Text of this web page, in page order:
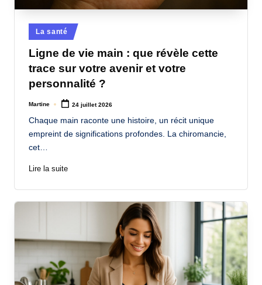
Posted
in
La santé
Ligne de vie main : que révèle cette
trace sur votre avenir et votre
personnalité ?
Posted
Martine 24 juillet 2026
Chaque main raconte une histoire, un récit unique
empreint de significations profondes. La chiromancie,
cet…
Lire la suite